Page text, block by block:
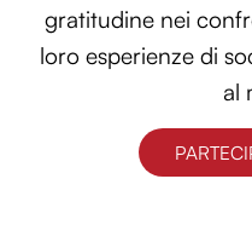
gratitudine nei
loro esperienze di
al